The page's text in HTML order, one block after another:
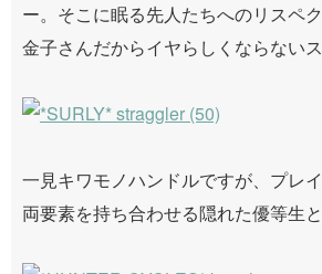
ー。そこに眠る先人たちへのリスペ
金子さんだからイヤらしくならないス
一見キワモノハンドルですが、プレ
両要素を持ち合わせる隠れた優等生と